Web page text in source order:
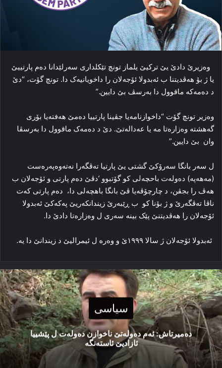
وه‌زیرێ دادێ یێ ترکیێ‌ یلماز تونچ تێکلداری سه‌رلێدانا ده‌م پارتییێ
یا ژ بۆ هه‌ڤدیتنا ب ئەبدولا ئۆجەلان را داخویانیه‌ک دا. تونچ گۆت، “دێ
د ده‌مه‌که‌ ماقوول دا به‌رسڤ بێ دایین.”
وه‌زیر تونچ گۆت “داخوازنامه‌یا جڤینا پارتییا ده‌مێ هه‌فته‌یا بۆری
گەهشته‌ وه‌زاره‌تا مه‌ یا عه‌داله‌تێ. دێ د ده‌مه‌ک ماقوول دا به‌رسڤا
وان بێ دایین.”
ل سه‌ر بانگا سه‌رۆکێ گشتی یێ پارتیا ته‌ڤگه‌را نه‌ته‌وه‌په‌ره‌ست
(مەهەپە) ده‌وله‌ت باحچه‌لی کو گۆتبوو ‘دڤێ ده‌م پارتی و ئۆجەلان ب
هەڤ را بجڤن، د چارچۆڤەیا ڤێ بانگا باهچەلی دا، ده‌م پارتی که‌ت
ناڤا ته‌ڤگه‌رێ و ژ بۆنا کو ب ڕێبه‌رێ زیندانکەریێ پەکەکێ ئەبدولا
ئۆجەلان را هه‌ڤدیتنێ پێک بینه‌ سه‌ری ل وه‌زاره‌تا دادێ دا.
ئەبدولا ئۆجەلان ژ سالا ۱۹۹۹ێ و وەرە ل ئیمرالیێ د زیندانێ دا یە.
سیاسی
دەمیرتاش: ئەم دەولەتێ ناخوازن دەولەت ل پێشییا
ئازادیێ ئاستەنگە